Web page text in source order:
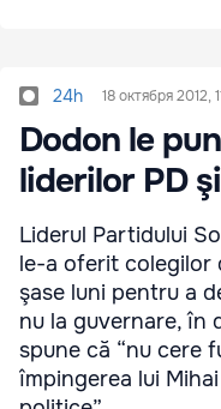
24h 18 октября 2012,
Dodon le
liderilor PD
Liderul Partidului
le-a oferit colegilor
şase luni pentru a
nu la guvernare, în
spune că “nu cere
împingerea lui